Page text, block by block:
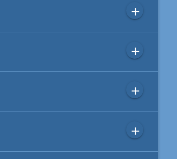
add
add
add
add